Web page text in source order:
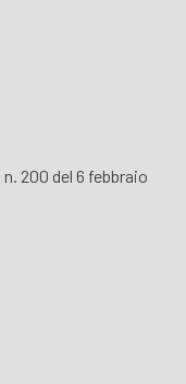
200 del 6 febbraio